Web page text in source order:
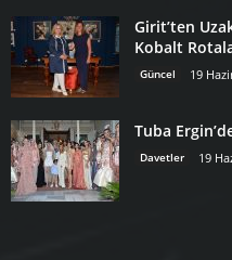
Girit’ten
Kobalt
Güncel 19
Tuba
Davetler 19